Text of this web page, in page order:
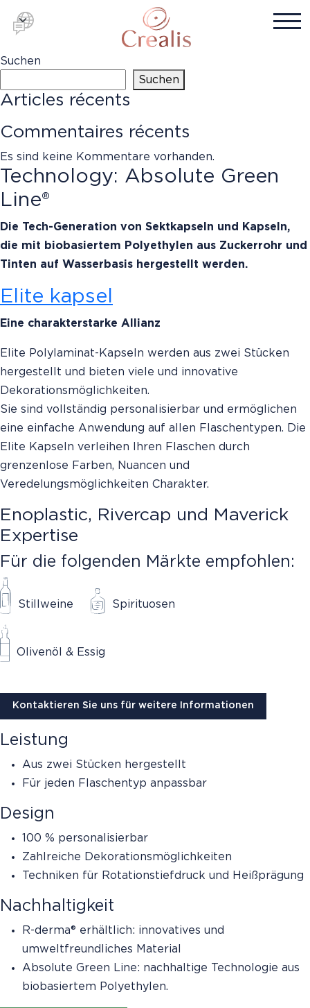
Suchen
Suchen
Articles récents
Commentaires récents
Es sind keine Kommentare vorhanden.
Technology: Absolute Green
Line®
Die Tech-Generation von Sektkapseln und Kapseln,
die mit biobasiertem Polyethylen aus Zuckerrohr und
Tinten auf Wasserbasis hergestellt werden.
Elite kapsel
Eine charakterstarke Allianz
Elite Polylaminat-Kapseln werden aus zwei Stücken
hergestellt und bieten viele und innovative
Dekorationsmöglichkeiten.
Sie sind vollständig personalisierbar und ermöglichen
eine einfache Anwendung auf allen Flaschentypen. Die
Elite Kapseln verleihen Ihren Flaschen durch
grenzenlose Farben, Nuancen und
Veredelungsmöglichkeiten Charakter.
Enoplastic, Rivercap und Maverick
Expertise
Für die folgenden Märkte empfohlen:
Stillweine Spirituosen
Olivenöl & Essig
Kontaktieren Sie uns für weitere Informationen
Leistung
Aus zwei Stücken hergestellt
Für jeden Flaschentyp anpassbar
Design
100 % personalisierbar
Zahlreiche Dekorationsmöglichkeiten
Techniken für Rotationstiefdruck und Heißprägung
Nachhaltigkeit
R-derma® erhältlich: innovatives und
umweltfreundliches Material
Absolute Green Line: nachhaltige Technologie aus
biobasiertem Polyethylen.